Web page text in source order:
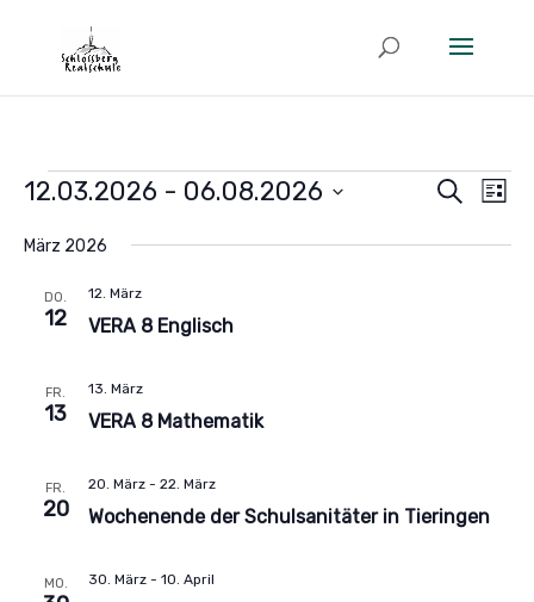
Veranstaltungen
Suche
Ansichten,
Suche
Liste
12.03.2026 - 06.08.2026
wählen.
März 2026
DO.
12 VERA 8 Englisch
12. März
FR.
13 VERA 8 Mathematik
13. März
FR.
20 Wochenende der Schulsanitäter in Tieringen
20. März- 22. März
MO. 30. März- 10. April